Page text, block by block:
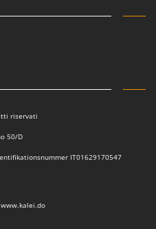
riservati
50/D
IT01629170547